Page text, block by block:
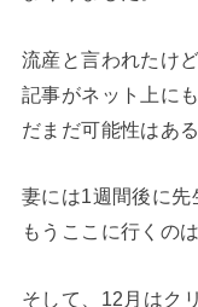
流産と言われたけ
記事がネット上に
だまだ可能性はあ
妻には1週間後に先
もうここに行くの
そして、12月はク